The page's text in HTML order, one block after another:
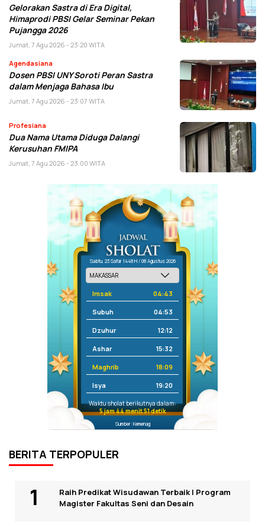
Gelorakan Sastra di Era Digital,
Himaprodi PBSI Gelar Seminar Pekan
Pujangga 2026
Jumat, 7 Agu 2026 - 23:20 WITA
Agendasiana
Dosen PBSI UNY Soroti Peran Sastra
dalam Menjaga Bahasa Ibu
Jumat, 7 Agu 2026 - 23:07 WITA
Profesiana
Dua Nama Utama Diduga Dalangi
Kerusuhan FMIPA
Jumat, 7 Agu 2026 - 23:00 WITA
Sabtu, 23 Safar 1448 H / 08 Agustus 2026
Imsak 04:43
Subuh 04:53
Dzuhur 12:12
Ashar 15:32
Maghrib 18:09
Isya 19:20
Waktu sholat berikutnya dalam:
5 jam 44 menit 51 detik
Sumber: Kemenag
BERITA TERPOPULER
Raih Predikat Wisudawan Terbaik I Program
Magister Fakultas Seni dan Desain